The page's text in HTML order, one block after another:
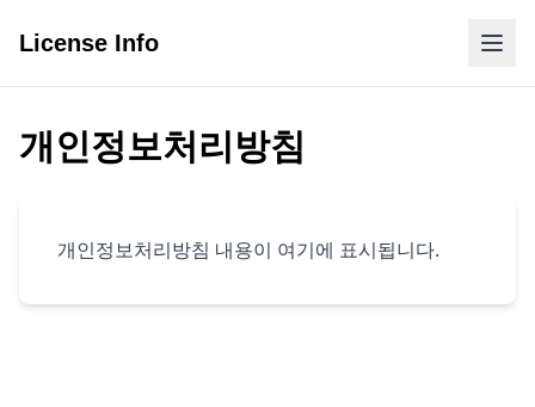
License Info
개인정보처리방침
개인정보처리방침 내용이 여기에 표시됩니다.